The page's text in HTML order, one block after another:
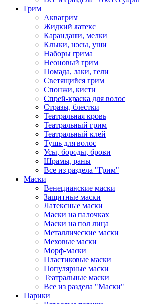
Грим
Аквагрим
Жидкий латекс
Карандаши, мелки
Клыки, носы, уши
Наборы грима
Неоновый грим
Помада, лаки, гели
Светящийся грим
Спонжи, кисти
Спрей-краска для волос
Стразы, блестки
Театральная кровь
Театральный грим
Театральный клей
Тушь для волос
Усы, бороды, брови
Шрамы, раны
Все из раздела "Грим"
Маски
Венецианские маски
Защитные маски
Латексные маски
Маски на палочках
Маски на пол лица
Металлические маски
Меховые маски
Морф-маски
Пластиковые маски
Популярные маски
Театральные маски
Все из раздела "Маски"
Парики